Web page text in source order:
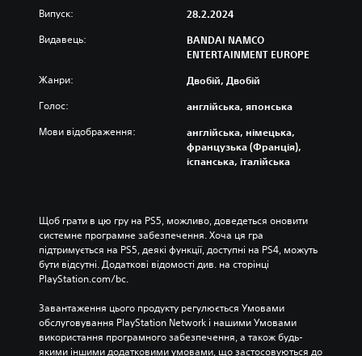
Випуск: 28.2.2024
Видавець:
BANDAI NAMCO
ENTERTAINMENT EUROPE
Жанри: Двобій, Двобій
Голос: англійська, японська
Мови відображення:
англійська, німецька,
французька (Франція),
іспанська, італійська
Щоб грати в цю гру на PS5, можливо, доведеться оновити
системне програмне забезпечення. Хоча ця гра
підтримується на PS5, деякі функції, доступні на PS4, можуть
бути відсутні. Додаткові відомості див. на сторінці
PlayStation.com/bc.
Завантаження цього продукту регулюється Умовами
обслуговування PlayStation Network і нашими Умовами
використання програмного забезпечення, а також будь-
якими іншими додатковими умовами, що застосовуються до